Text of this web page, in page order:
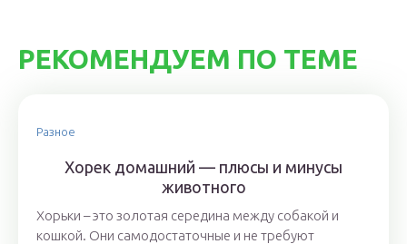
РЕКОМЕНДУЕМ ПО ТЕМЕ
Разное
Хорек домашний — плюсы и минусы
животного
Хорьки – это золотая середина между собакой и
кошкой. Они самодостаточные и не требуют